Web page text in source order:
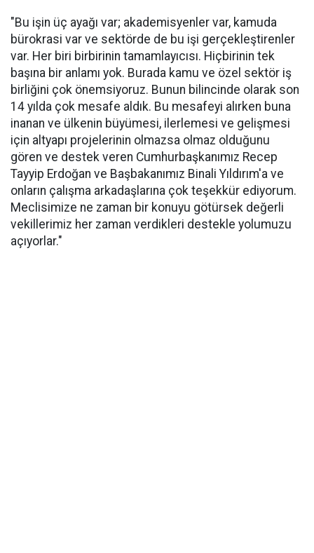
"Bu işin üç ayağı var; akademisyenler var, kamuda
bürokrasi var ve sektörde de bu işi gerçekleştirenler
var. Her biri birbirinin tamamlayıcısı. Hiçbirinin tek
başına bir anlamı yok. Burada kamu ve özel sektör iş
birliğini çok önemsiyoruz. Bunun bilincinde olarak son
14 yılda çok mesafe aldık. Bu mesafeyi alırken buna
inanan ve ülkenin büyümesi, ilerlemesi ve gelişmesi
için altyapı projelerinin olmazsa olmaz olduğunu
gören ve destek veren Cumhurbaşkanımız Recep
Tayyip Erdoğan ve Başbakanımız Binali Yıldırım'a ve
onların çalışma arkadaşlarına çok teşekkür ediyorum.
Meclisimize ne zaman bir konuyu götürsek değerli
vekillerimiz her zaman verdikleri destekle yolumuzu
açıyorlar."